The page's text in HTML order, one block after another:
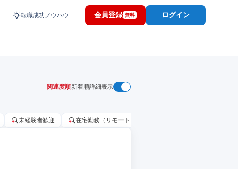
転職成功ノウハウ 会員登録 無料 ログイン
関連度順新着順詳細表示
未経験者歓迎 在宅勤務（リモートワーク）OK